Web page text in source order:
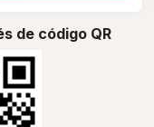
de código QR